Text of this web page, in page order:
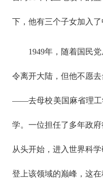
下，他有三个子女加入了
1949年，随着国民
令离开大陆，但他不愿
——去母校美国麻省理工
学。一位担任了多年政
从头开始，进入世界科
登上该领域的巅峰，这